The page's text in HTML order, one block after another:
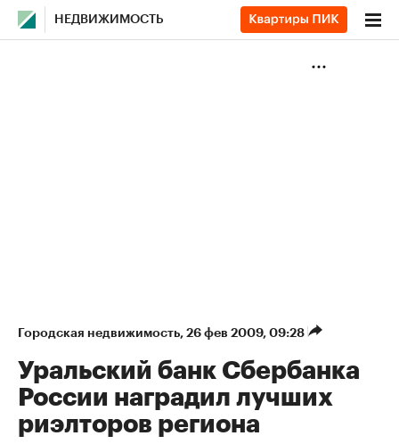
НЕДВИЖИМОСТЬ
Городская недвижимость⁠, 26 фев 2009, 09:28
Уральский банк Сбербанка
России наградил лучших
риэлторов региона